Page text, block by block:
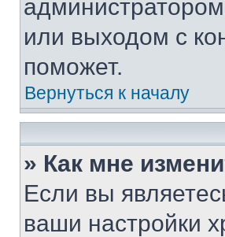
или выходом с
поможет.
Вернуться к началу
» Как мне
Если вы
ваши настройки